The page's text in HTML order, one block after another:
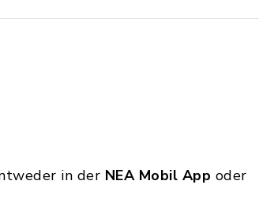
in der NEA Mobil App oder